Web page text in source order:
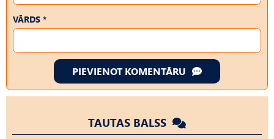
VĀRDS *
PIEVIENOT KOMENTĀRU
TAUTAS BALSS